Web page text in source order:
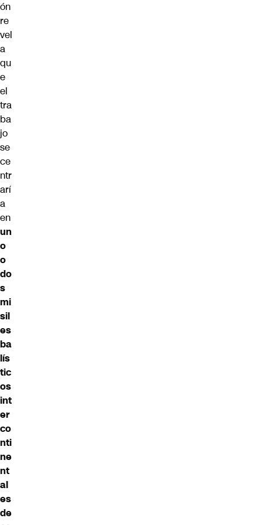
ón
re
vel
a
qu
e
el
tra
ba
jo
se
ce
ntr
arí
a
en
un
o
o
do
s
mi
sil
es
ba
lís
tic
os
int
er
co
nti
ne
nt
al
es
de